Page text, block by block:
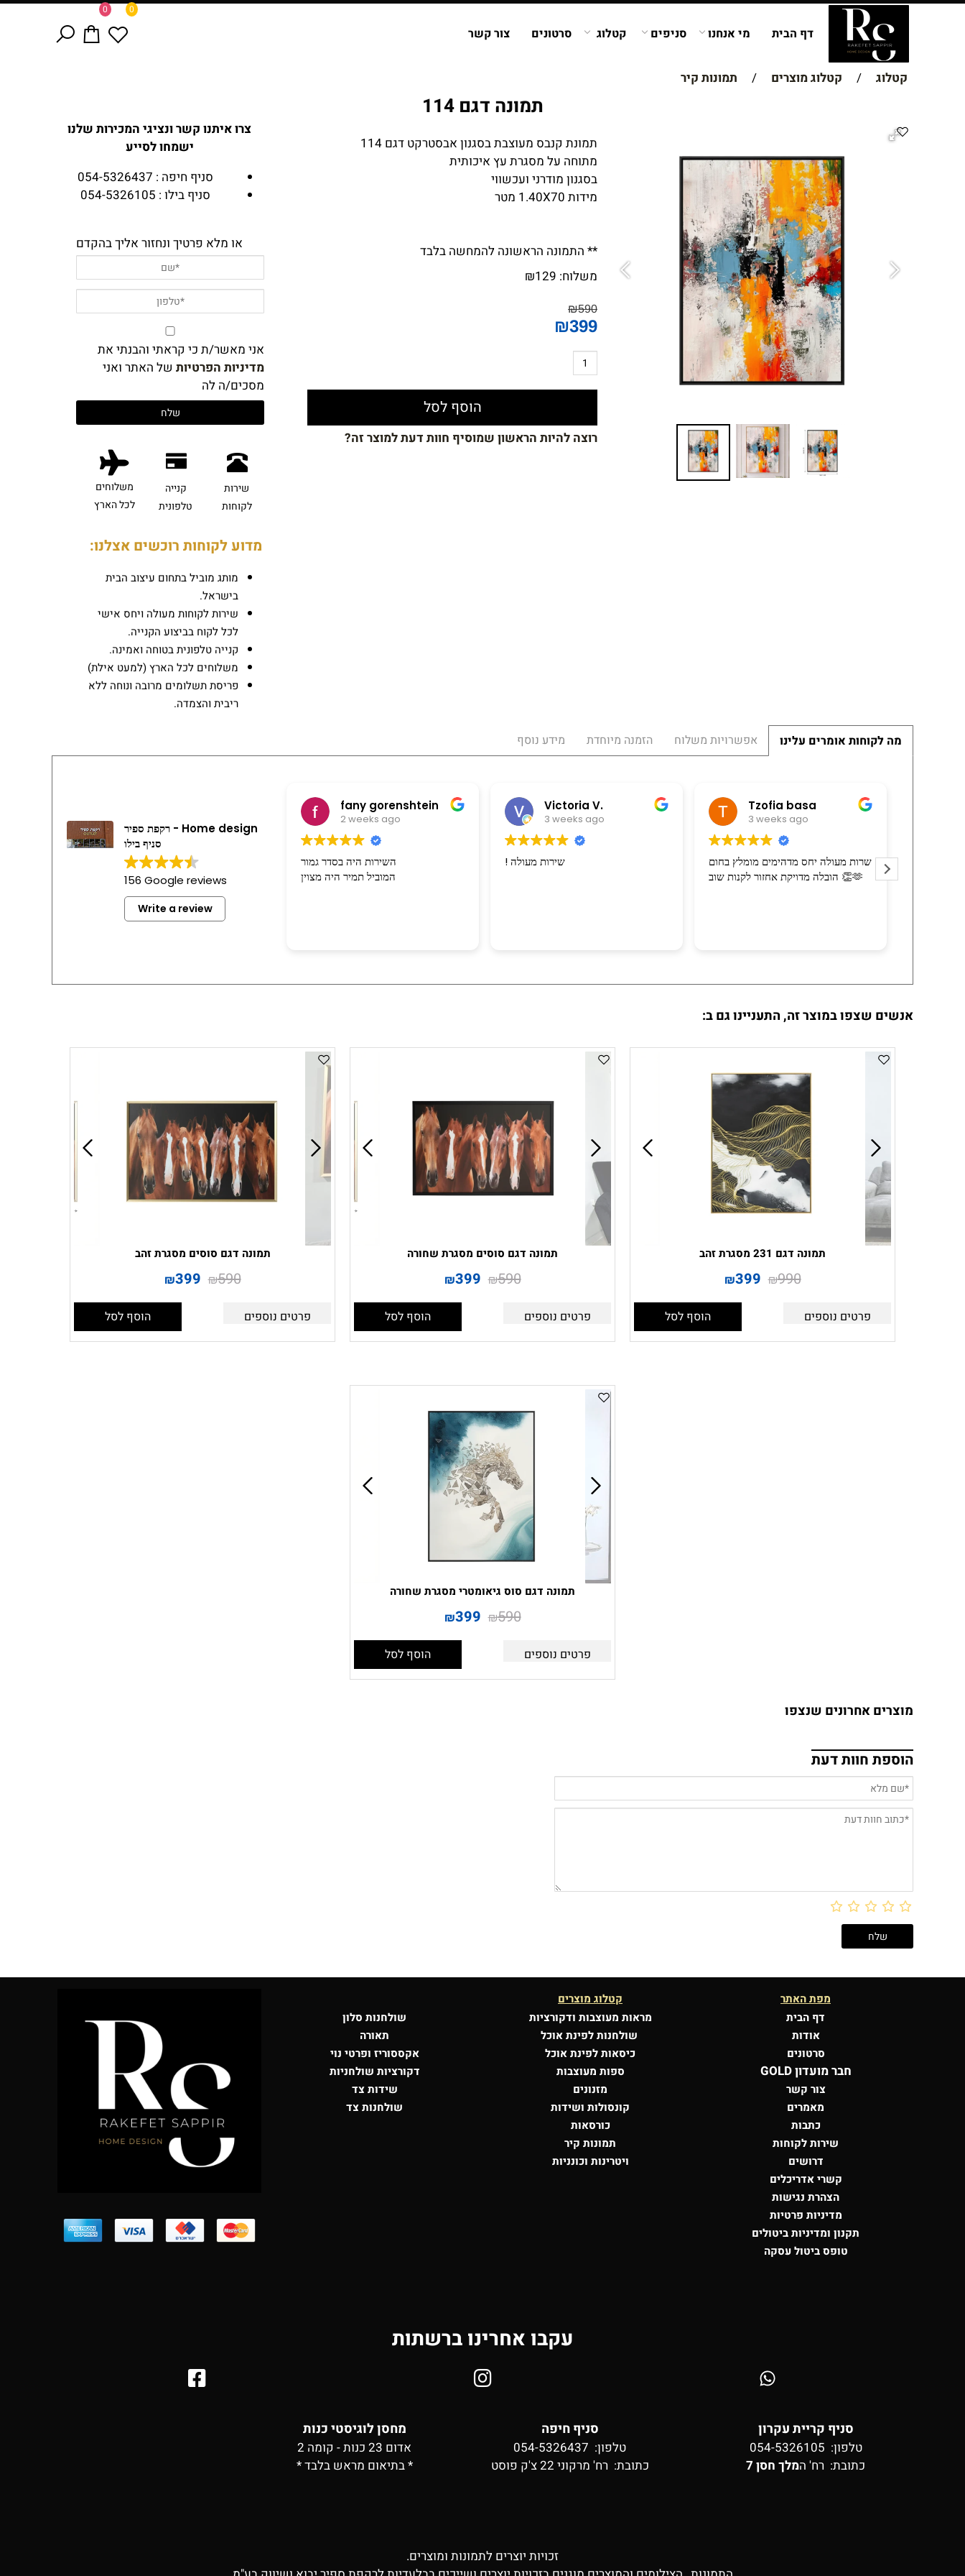
0 0
דף הבית מי אנחנו סניפים קטלוג סרטונים צור קשר
קטלוג / קטלוג מוצרים / תמונות קיר
תמונה דגם 114
תמונת קנבס מעוצבת בסגנון אבסטרקט דגם 114
מתוחה על מסגרת עץ איכותית
בסגנון מודרני ועכשווי
מידות 1.40X70 מטר
** התמונה הראשונה להמחשה בלבד
משלוח:
₪129
₪590
₪399
הוסף לסל
רוצה להיות הראשון שמוסיף חוות דעת למוצר זה?
צרו איתנו קשר ונציגי המכירות שלנו
ישמחו לסייע
סניף חיפה : 054-5326437
סניף בילו : 054-5326105
או מלא פרטיך ונחזור אליך בהקדם
אני מאשר/ת כי קראתי והבנתי את
מדיניות הפרטיות של האתר ואני
מסכים/ה לה
שירות
לקוחות
קנייה
טלפונית
משלוחים
לכל הארץ
מדוע לקוחות רוכשים אצלנו:
מותג מוביל בתחום עיצוב הבית
בישראל.
שירות לקוחות מעולה ויחס אישי
לכל לקוח בביצוע הקנייה.
קנייה טלפונית בטוחה ואמינה.
משלוחים לכל הארץ (למעט אילת)
פריסת תשלומים מרובה ונוחה ללא
ריבית והצמדה.
מה לקוחות אומרים עלינו אפשרויות משלוח הזמנה מיוחדת מידע נוסף
רקפת ספיר - Home design
סניף בילו
156 Google reviews
Write a review
fany gorenshtein
2 weeks ago
השירות היה בסדר גמור
המוביל תמיר היה מצוין
Victoria V.
3 weeks ago
! שירות מעולה
Tzofia basa
3 weeks ago
שרות מעולה יחס מדהימים מומלץ בחום
הובלה מדויקת אחזור לקנות שוב 👏🫶
מעולה. המוביל הרכיב את
את חומרי האריזה בהרבה
אנשים שצפו במוצר זה, התעניינו גם ב:
תמונה דגם 231 מסגרת זהב
₪990
₪399
פרטים נוספים הוסף לסל
תמונה דגם סוסים מסגרת שחורה
₪590
₪399
פרטים נוספים הוסף לסל
תמונה דגם סוסים מסגרת זהב
₪590
₪399
פרטים נוספים הוסף לסל
תמונה דגם סוס גיאומטרי מסגרת שחורה
₪590
₪399
פרטים נוספים הוסף לסל
מוצרים אחרונים שנצפו
הוספת חוות דעת
מפת האתר
דף הבית
אודות
סרטונים
חבר מועדון GOLD
צור קשר
מאמרים
כתבות
שירות לקוחות
דרושים
קשרי אדריכלים
הצהרת נגישות
מדיניות פרטיות
תקנון ומדיניות ביטולים
טופס ביטול עסקה
קטלוג מוצרים
מראות מעוצבות ודקורציות
שולחנות לפינת אוכל
כיסאות לפינת אוכל
ספות מעוצבות
מזנונים
קונסולות ושידות
כורסאות
תמונות קיר
ויטרינות וכונניות
שולחנות סלון
תאורה
אקססוריז ופרטי נוי
דקורציות שולחניות
שידות צד
שולחנות צד
עקבו אחרינו ברשתות
סניף קריית עקרון
טלפון: 054-5326105
כתובת: רח' המלך חסן 7
סניף חיפה
טלפון: 054-5326437
כתובת: רח' מרקוני 22 צ'ק פוסט
מחסן לוגיסטי כנות
אדום 23 כנות - קומה 2
* בתיאום מראש בלבד *
זכויות יוצרים לתמונות ומוצרים.